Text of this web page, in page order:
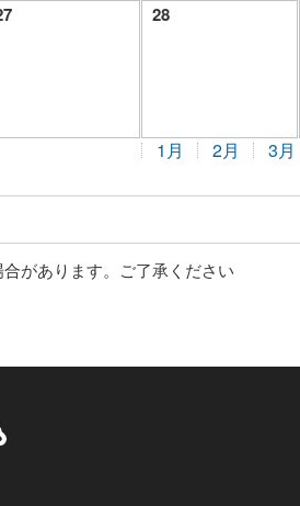
28
1月 2月 3月
があります。ご了承ください